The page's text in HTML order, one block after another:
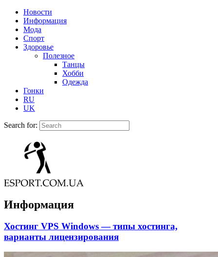
Новости
Информация
Мода
Спорт
Здоровье
Полезное
Танцы
Хобби
Одежда
Гонки
RU
UK
Search for:
Информация
Хостинг VPS Windows — типы хостинга,
варианты лицензирования